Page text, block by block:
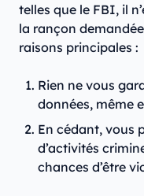
telles que le FBI, il
la rançon
raisons principales :
Rien ne vous
données, même
En cédant, vous
d’activités
chances d’être